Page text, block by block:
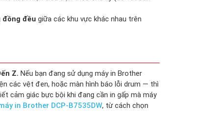
đồng đều giữa các khu vực khác nhau trên
Z. Nếu bạn đang sử dụng máy in Brother
các vệt đen, hoặc màn hình báo lỗi drum — thì
cảm giác bực bội khi đang cần in gấp mà máy
in Brother DCP-B7535DW, từ cách chọn